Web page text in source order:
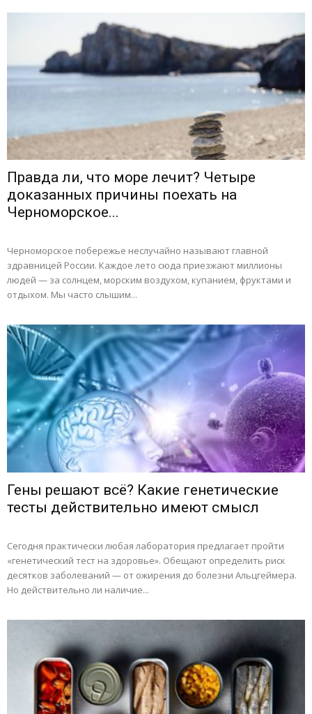
Правда ли, что море лечит? Четыре
доказанных причины поехать на
Черноморское...
Черноморское побережье неслучайно называют главной
здравницей России. Каждое лето сюда приезжают миллионы
людей — за солнцем, морским воздухом, купанием, фруктами и
отдыхом. Мы часто слышим...
Гены решают всё? Какие генетические
тесты действительно имеют смысл
Сегодня практически любая лаборатория предлагает пройти
«генетический тест на здоровье». Обещают определить риск
десятков заболеваний — от ожирения до болезни Альцгеймера.
Но действительно ли наличие...